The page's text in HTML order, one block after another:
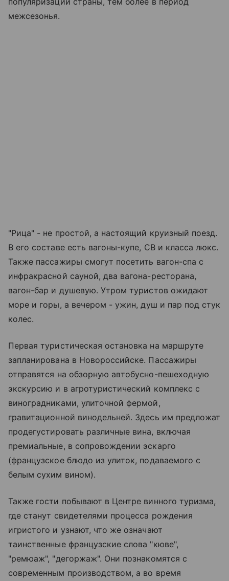
межсезонья.
"Рица" - не простой, а настоящий круизный поезд.
В его составе есть вагоны-купе, СВ и класса люкс.
Также пассажиры смогут посетить вагон-спа с
инфракрасной сауной, два вагона-ресторана,
вагон-бар и душевую. Утром туристов ожидают
море и горы, а вечером - ужин, душ и пар под стук
колес.
Первая туристическая остановка на маршруте
запланирована в Новороссийске. Пассажиры
отправятся на обзорную автобусно-пешеходную
экскурсию и в агротуристический комплекс с
виноградниками, улиточной фермой,
гравитационной винодельней. Здесь им предложат
продегустировать различные вина, включая
премиальные, в сопровождении эскарго
(французское блюдо из улиток, подаваемого с
белым сухим вином).
Также гости побывают в Центре винного туризма,
где станут свидетелями процесса рождения
игристого и узнают, что же означают
таинственные французские слова "кюве",
"ремюаж", "дегоржаж". Они познакомятся с
современным производством, а во время